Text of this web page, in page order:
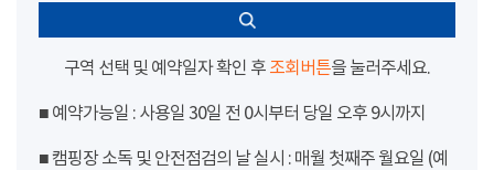
구역 선택 및 예약일자 확인 후 조회버튼을 눌러주세요.
■ 예약가능일 : 사용일 30일 전 0시부터 당일 오후 9시까지
■ 캠핑장 소독 및 안전점검의 날 실시 : 매월 첫째주 월요일 (예